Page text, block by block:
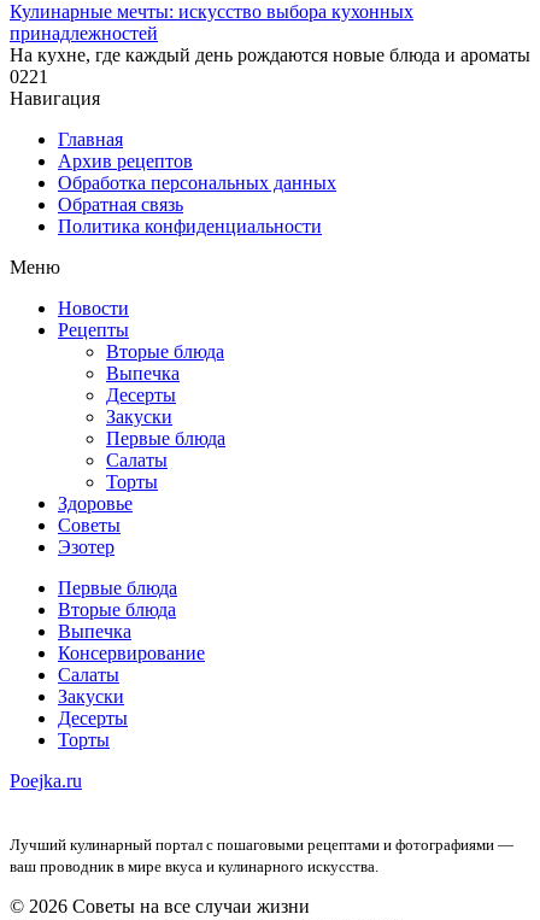
Кулинарные мечты: искусство выбора кухонных
принадлежностей
На кухне, где каждый день рождаются новые блюда и ароматы
0221
Навигация
Главная
Архив рецептов
Обработка персональных данных
Обратная связь
Политика конфиденциальности
Меню
Новости
Рецепты
Вторые блюда
Выпечка
Десерты
Закуски
Первые блюда
Салаты
Торты
Здоровье
Советы
Эзотер
Первые блюда
Вторые блюда
Выпечка
Консервирование
Салаты
Закуски
Десерты
Торты
Poejka.ru
Лучший кулинарный портал с пошаговыми рецептами и фотографиями —
ваш проводник в мире вкуса и кулинарного искусства.
© 2026 Советы на все случаи жизни